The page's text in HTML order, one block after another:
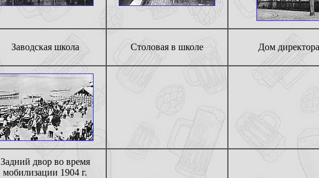
Заводская школа Столовая в школе Дом директора
Задний двор во время
мобилизации 1904 г.